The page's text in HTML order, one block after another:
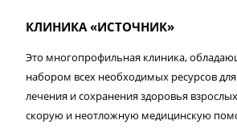
КЛИНИКА «ИСТОЧНИК»
Это многопрофильная клиника,
набором всех необходимых ресурсов
лечения и сохранения здоровья
скорую и неотложную медицинскую